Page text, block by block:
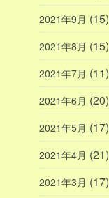
2021年9月 (15)
2021年8月 (15)
2021年7月 (11)
2021年6月 (20)
2021年5月 (17)
2021年4月 (21)
2021年3月 (17)